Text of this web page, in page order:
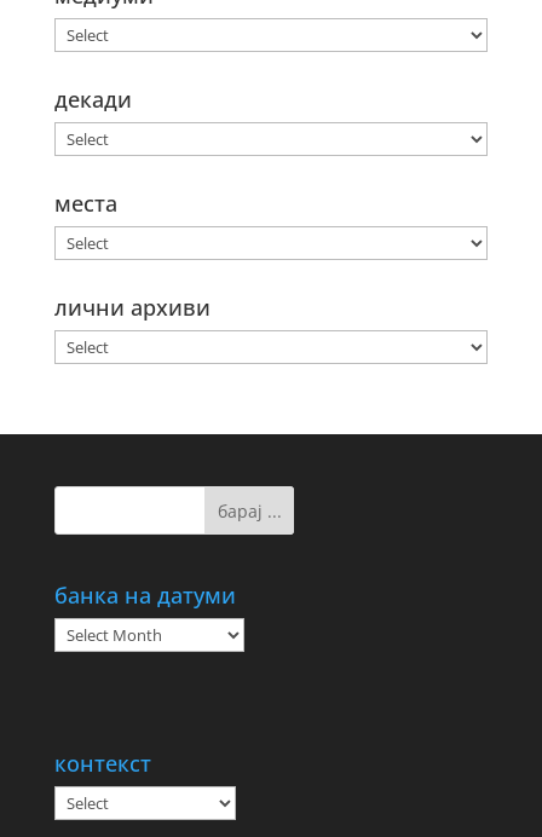
декади
места
лични архиви
банка на датуми
банка
на
контекст